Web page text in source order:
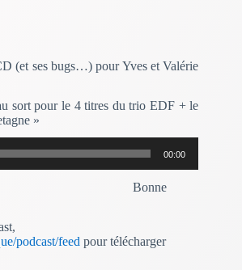
(et ses bugs…) pour Yves et Valérie
sort pour le 4 titres du trio EDF + le
»
00:00
Bonne
podcast/feed pour télécharger